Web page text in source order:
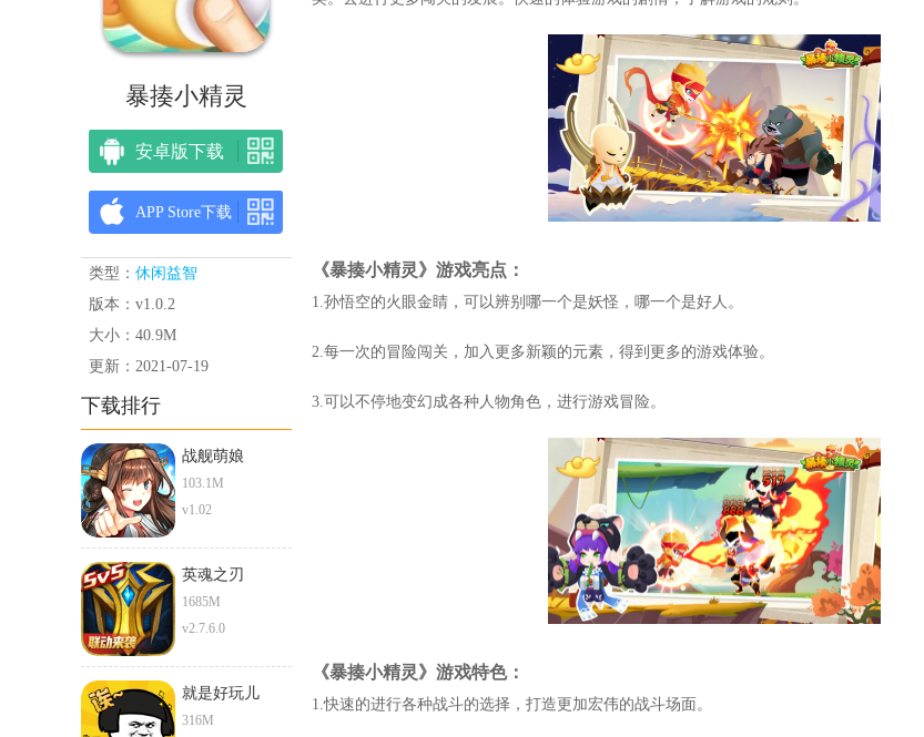
暴揍小精灵
安卓版下载
APP Store下载
类型： 休闲益智
版本：v1.0.2
大小：40.9M
更新：2021-07-19
下载排行
战舰萌娘
103.1M
v1.02
英魂之刃
1685M
v2.7.6.0
就是好玩儿
316M
《暴揍小精灵》游戏亮点：
1.孙悟空的火眼金睛，可以辨别哪一个是妖怪，哪一个是好人。
2.每一次的冒险闯关，加入更多新颖的元素，得到更多的游戏体验。
3.可以不停地变幻成各种人物角色，进行游戏冒险。
《暴揍小精灵》游戏特色：
1.快速的进行各种战斗的选择，打造更加宏伟的战斗场面。